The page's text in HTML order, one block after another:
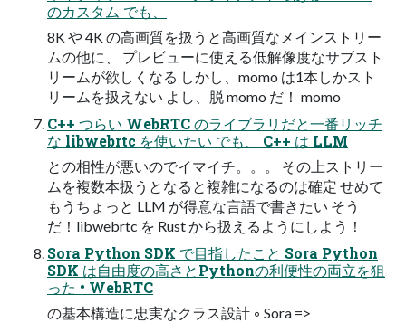
のカスタム でも、
8K や 4K の高画質を扱うと高画質なメインストリー
ムの他に、 プレビューに使える低解像度なサブスト
リームが欲しくなる しかし、momo は1本しかスト
リームを扱えない よし、脱 momo だ！ momo
C++ つらい WebRTC のライブラリだと一番リッチ
な libwebrtc を使いたい でも、 C++ は LLM
との相性が悪いのでイマイチ。。。 その上ストリー
ムを複数本扱うとなると複雑になるのは確定 せめて
もうちょっと LLM が得意な言語で書きたい そう
だ！libwebrtc を Rust から扱えるようにしよう！
Sora Python SDK で目指したこと Sora Python
SDK は自由度の高さとPythonの利便性の両立を狙
った • WebRTC
の基本構造に忠実なクラス設計 ◦ Sora =>